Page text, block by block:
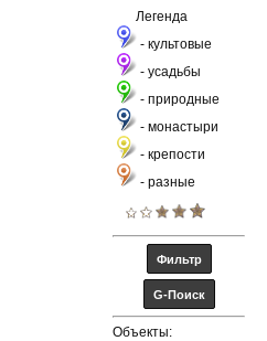
Легенда
- культовые
- усадьбы
- природные
- монастыри
- крепости
- разные
Объекты: